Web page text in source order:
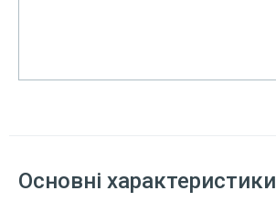
Основні характеристики